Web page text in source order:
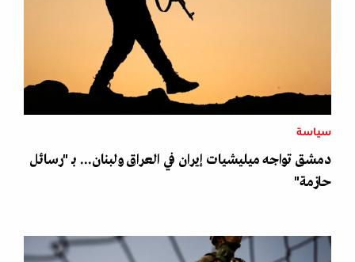
سياسة
دمشق تواجه ميليشيات إيران في العراق ولبنان... بـ "رسائل
حازمة"